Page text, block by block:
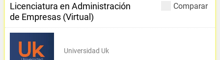
Comparar
Licenciatura en Administración
de Empresas (Virtual)
Universidad Uk